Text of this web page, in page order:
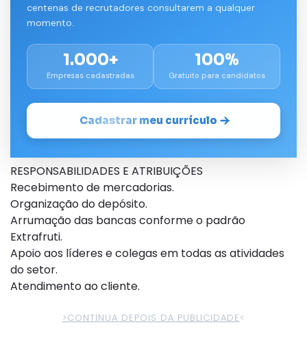
centenas de recrutadores consultarem a qualquer
momento.
1.000+
Empresas cadastradas
100%
Gratuito para candidatos
Cadastrar meu currículo
RESPONSABILIDADES E ATRIBUIÇÕES
Recebimento de mercadorias.
Organização do depósito.
Arrumação das bancas conforme o padrão
Extrafruti.
Apoio aos líderes e colegas em todas as atividades
do setor.
Atendimento ao cliente.
>CONTINUA DEPOIS DA PUBLICIDADE<